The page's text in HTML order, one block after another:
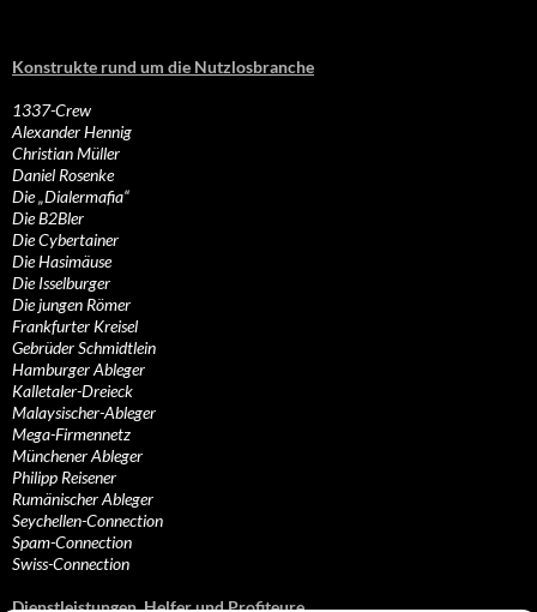
Konstrukte rund um die Nutzlosbranche
1337-Crew
Alexander Hennig
Christian Müller
Daniel Rosenke
Die „Dialermafia“
Die B2Bler
Die Cybertainer
Die Hasimäuse
Die Isselburger
Die jungen Römer
Frankfurter Kreisel
Gebrüder Schmidtlein
Hamburger Ableger
Kalletaler-Dreieck
Malaysischer-Ableger
Mega-Firmennetz
Münchener Ableger
Philipp Reisener
Rumänischer Ableger
Seychellen-Connection
Spam-Connection
Swiss-Connection
Dienstleistungen, Helfer und Profiteure